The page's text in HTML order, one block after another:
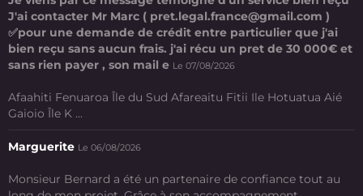
J'ai contacter Mr Marc ( pret.legal.france@gmail.com )
✅pour une demande de crédit entre particulier que j'ai
bien reçu sans aucun frais. j'ai récu un pret de 30 000€ et
sans rien payer , son mail e Le 07/08/2026
Afaahiti Fenuaroa Île du Sud Afareaitu Fitii Ile Hotuatua Aié
Gaioio Île K ...
Marguerite Le 06/08/2026
Monsieur Bernard a été un partenaire de confiance tout au